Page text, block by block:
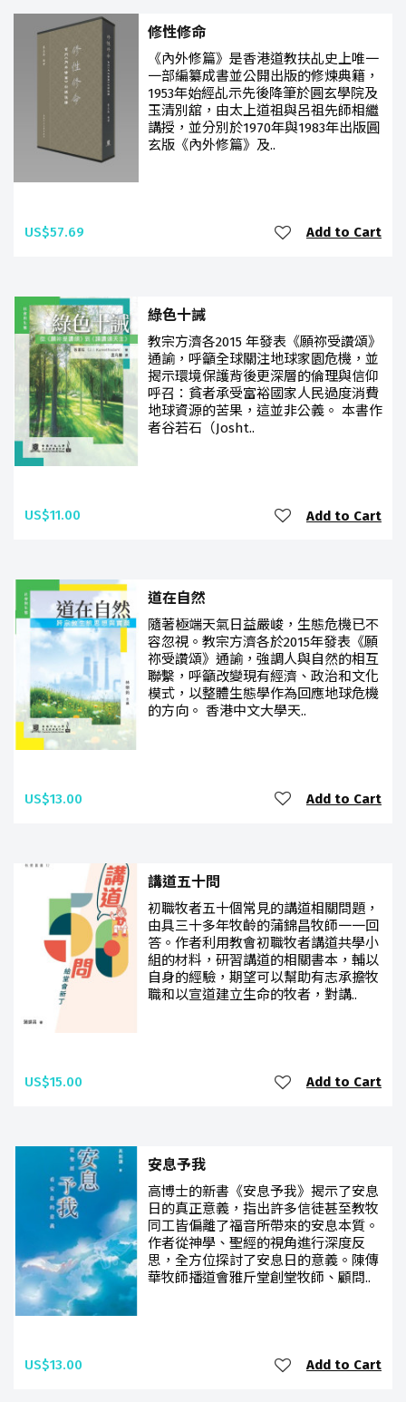
修性修命
《內外修篇》是香港道教扶乩史上唯一
一部編纂成書並公開出版的修煉典籍，
1953年始經乩示先後降筆於圓玄學院及
玉清別舘，由太上道祖與呂祖先師相繼
講授，並分別於1970年與1983年出版圓
玄版《內外修篇》及..
US$57.69 Add to Cart
綠色十誡
教宗方濟各2015 年發表《願祢受讚頌》
通諭，呼籲全球關注地球家園危機，並
揭示環境保護背後更深層的倫理與信仰
呼召：貧者承受富裕國家人民過度消費
地球資源的苦果，這並非公義。 本書作
者谷若石（Josht..
US$11.00 Add to Cart
道在自然
隨著極端天氣日益嚴峻，生態危機已不
容忽視。教宗方濟各於2015年發表《願
祢受讚頌》通諭，強調人與自然的相互
聯繫，呼籲改變現有經濟、政治和文化
模式，以整體生態學作為回應地球危機
的方向。 香港中文大學天..
US$13.00 Add to Cart
講道五十問
初職牧者五十個常見的講道相關問題，
由具三十多年牧齡的蒲錦昌牧師一一回
答。作者利用教會初職牧者講道共學小
組的材料，研習講道的相關書本，輔以
自身的經驗，期望可以幫助有志承擔牧
職和以宣道建立生命的牧者，對講..
US$15.00 Add to Cart
安息予我
高博士的新書《安息予我》揭示了安息
日的真正意義，指出許多信徒甚至教牧
同工皆偏離了福音所帶來的安息本質。
作者從神學、聖經的視角進行深度反
思，全方位探討了安息日的意義。陳傳
華牧師播道會雅斤堂創堂牧師、顧問..
US$13.00 Add to Cart